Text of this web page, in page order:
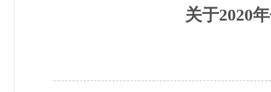
关于2020